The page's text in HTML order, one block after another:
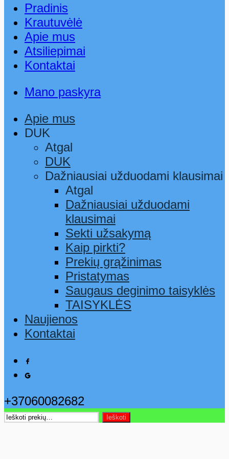
Pradinis
Krautuvėlė
Apie mus
Atsiliepimai
Kontaktai
Mano paskyra
Apie mus
DUK
Atgal
DUK
Dažniausiai užduodami klausimai
Atgal
Dažniausiai užduodami
klausimai
Sekti užsakymą
Kaip pirkti?
Prekių grąžinimas
Pristatymas
Saugaus deginimo taisyklės
TAISYKLĖS
Naujienos
Kontaktai
+37060082682
Ieškoti:
Ieškoti